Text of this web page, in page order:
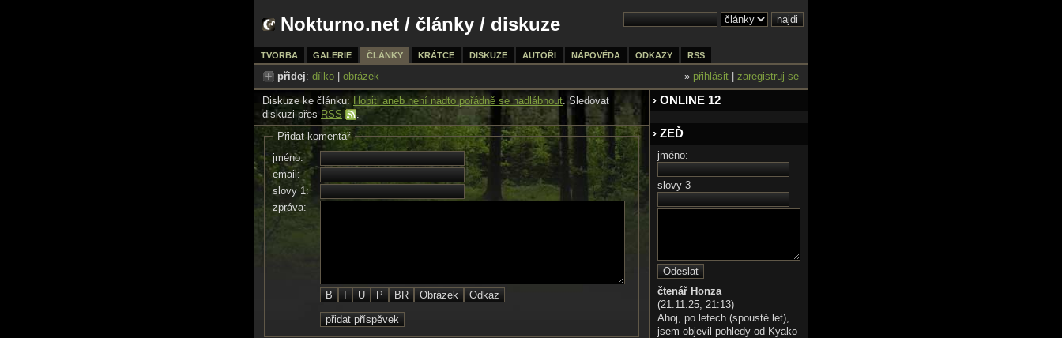
Nokturno.net / články / diskuze
TVORBA GALERIE ČLÁNKY KRÁTCE DISKUZE AUTOŘI NÁPOVĚDA ODKAZY RSS
přidej: dílko obrázek » přihlásit zaregistruj se
Diskuze ke článku: Hobiti aneb není nadto pořádně se nadlábnout. Sledovat
diskuzi přes RSS
.
Přidat komentář
jméno:
email:
slovy 1:
zpráva:
› ONLINE 12
› ZEĎ
jméno:
slovy 3
čtenář Honza
(21.11.25, 21:13)
Ahoj, po letech (spoustě let),
jsem objevil pohledy od Kyako